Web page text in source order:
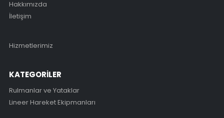
Hakkımızda
İletişim
Hizmetlerimiz
KATEGORİLER
Rulmanlar ve Yataklar
Lineer Hareket Ekipmanları